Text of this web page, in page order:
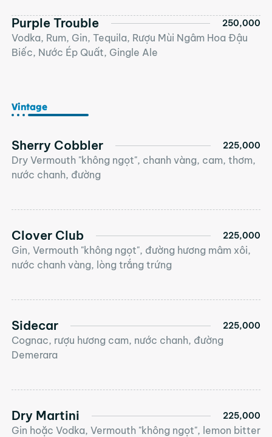
Purple Trouble 250,000
Vodka, Rum, Gin, Tequila, Rượu Mùi Ngâm Hoa Đậu
Biếc, Nước Ép Quất, Gingle Ale
Vintage
Sherry Cobbler 225,000
Dry Vermouth "không ngọt", chanh vàng, cam, thơm,
nước chanh, đường
Clover Club 225,000
Gin, Vermouth "không ngọt", đường hương mâm xôi,
nước chanh vàng, lòng trắng trứng
Sidecar 225,000
Cognac, rượu hương cam, nước chanh, đường
Demerara
Dry Martini 225,000
Gin hoặc Vodka, Vermouth "không ngọt", lemon bitter